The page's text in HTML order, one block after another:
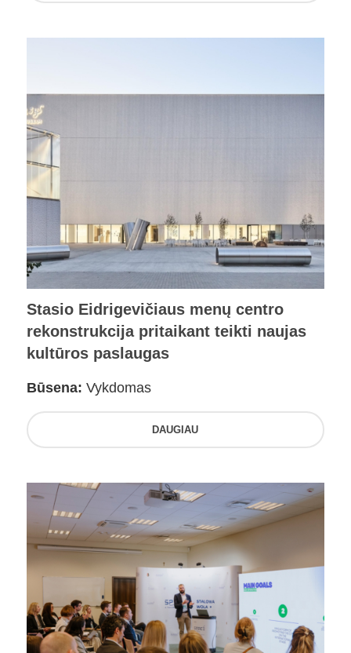
Stasio Eidrigevičiaus menų centro
rekonstrukcija pritaikant teikti naujas
kultūros paslaugas
Būsena: Vykdomas
DAUGIAU